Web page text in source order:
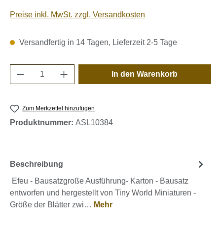
Preise inkl. MwSt. zzgl. Versandkosten
Versandfertig in 14 Tagen, Lieferzeit 2-5 Tage
Produkt Anzahl: Gib den gewünschten
In den Warenkorb
Zum Merkzettel hinzufügen
Produktnummer: ASL10384
Beschreibung
Efeu - Bausatzgroße Ausführung- Karton - Bausatz
entworfen und hergestellt von Tiny World Miniaturen -
Größe der Blätter zwi… Mehr